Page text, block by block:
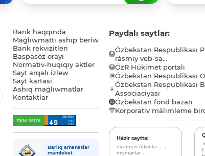
Bank haqqında
Maǵlıwmattı ashıp beriw
Bank rekvizitleri
Baspasóz orayı
Normativ-huqıqıy aktler
Sayt arqalı izlew
Sayt kartası
Ashıq maǵlıwmatlar
Kontaktlar
Barlıq amanatlar
mámleket
Paydalı saytlar:
Ózbekstan Respublikası
rásmiy veb-sa...
ÓzR Húkimet portalı
Ózbekstan Respublikası
Ózbekstan Respublikası
Associaciyası
Ózbekstan fond bazarı
Korporativ málimleme
Házir saytta:
dizimnen ótkenler - ...,
miymanlar - ...